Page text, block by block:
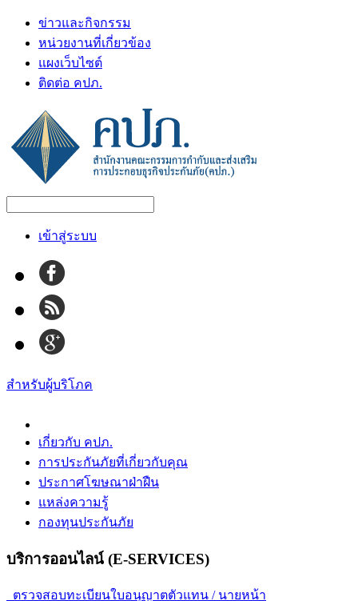
ข่าวและกิจกรรม
หน่วยงานที่เกี่ยวข้อง
แผงเว็บไซต์
ติดต่อ คปภ.
เข้าสู่ระบบ
สำหรับผู้บริโภค
เกี่ยวกับ คปภ.
การประกันภัยที่เกี่ยวกับคุณ
ประกาศโฆษณาฝ่าฝืน
แหล่งความรู้
กองทุนประกันภัย
บริการออนไลน์ (E-SERVICES)
ตรวจสอบทะเบียนใบอนุญาตตัวแทน / นายหน้า